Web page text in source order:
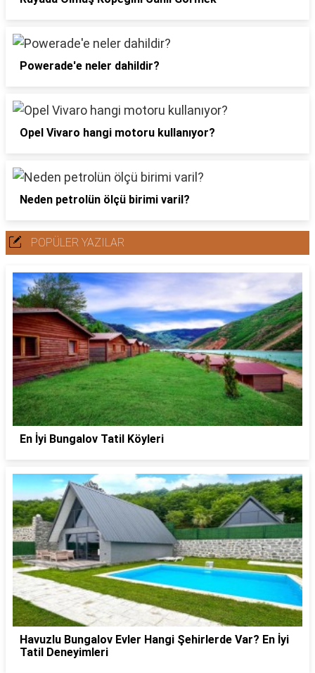
Powerade'e neler dahildir?
Opel Vivaro hangi motoru kullanıyor?
Neden petrolün ölçü birimi varil?
POPÜLER YAZILAR
En İyi Bungalov Tatil Köyleri
Havuzlu Bungalov Evler Hangi Şehirlerde Var? En İyi
Tatil Deneyimleri